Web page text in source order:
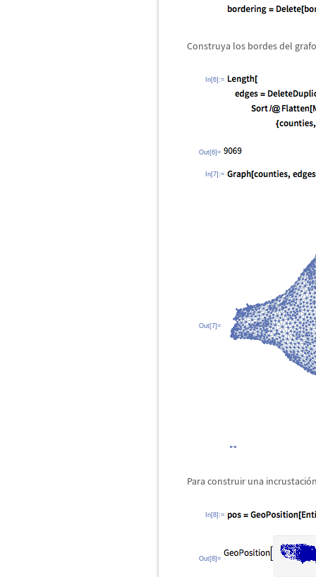
Construya los bordes del
In[6]:=
Out[6]=
In[7]:=
Out[7]=
Para construir una incrustació
In[8]:=
Out[8]=